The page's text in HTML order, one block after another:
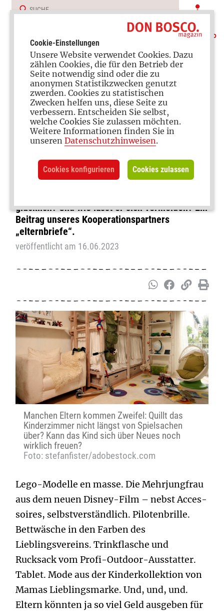
Grenzen setzen
Konsum im Kinderzimmer
Spielsachen, Kleidung, Süßigkeiten: Viele
Kinderzimmer quellen über vor Produkten.
glücklich? Und wie lässt er sich vermeiden? Ein
Beitrag unseres Kooperationspartners
„elternbriefe“.
veröffentlicht am 16.06.2023
Manchen Eltern kommen Zweifel: Quillt das
Kinderzimmer nicht längst von Spielsachen
über? Kann das Kind sich über Neues noch
wirklich freuen?
Foto: stefanfister/adobestock.com
Lego-Modelle en masse. Die Mehrjungfrau
aus dem neuen Disney-Film – nebst Acces­
soires, selbstverständlich. Pilotenbrille.
Bettwäsche in den Farben des
Lieblingsvereins. Trinkflasche und
Rucksack vom Profi-Outdoor-Ausstatter.
Tablet. Mode aus der Kinderkollektion von
Mamas Lieblingsmarke. Und, und, und.
Eltern könnten ja so viel Geld ausgeben für
Cookie-Einstellungen
Unsere Website verwendet Cookies. Dazu
zählen Cookies, die für den Betrieb der
Seite notwendig sind oder die zu
anonymen Statistikzwecken genutzt
zwerden. Cookies zu statistischen
Zwecken helfen uns, diese Seite zu
verbessern. Entscheiden Sie selbst,
welche Cookies Sie zulassen möchten.
Weitere Informationen finden Sie in
unseren Datenschutzhinweisen.
Cookies konfigurieren Cookies zulassen